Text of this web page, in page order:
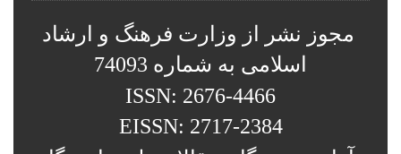
مجوز نشر از وزارت فرهنگ و ارشاد
اسلامی به شماره 74093
ISSN: 2676-4466
EISSN: 2717-2384